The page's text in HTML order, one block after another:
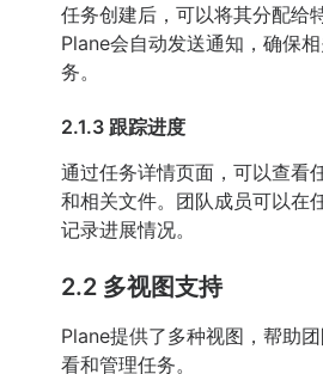
任务创建后，可以将其分配给
Plane会自动发送通知，确保
务。
2.1.3 跟踪进度
通过任务详情页面，可以查看
和相关文件。团队成员可以在
记录进展情况。
2.2 多视图支持
Plane提供了多种视图，帮助
看和管理任务。